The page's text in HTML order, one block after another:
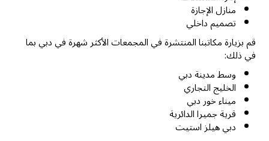
منازل الإجازة
تصميم داخلي
قم بزيارة مكاتبنا المنتشرة في المجمعات الأكثر شهرة في دبي بما
في ذلك:
وسط مدينة دبي
الخليج التجاري
ميناء خور دبي
قرية جميرا الدائرية
دبي هيلز استيت